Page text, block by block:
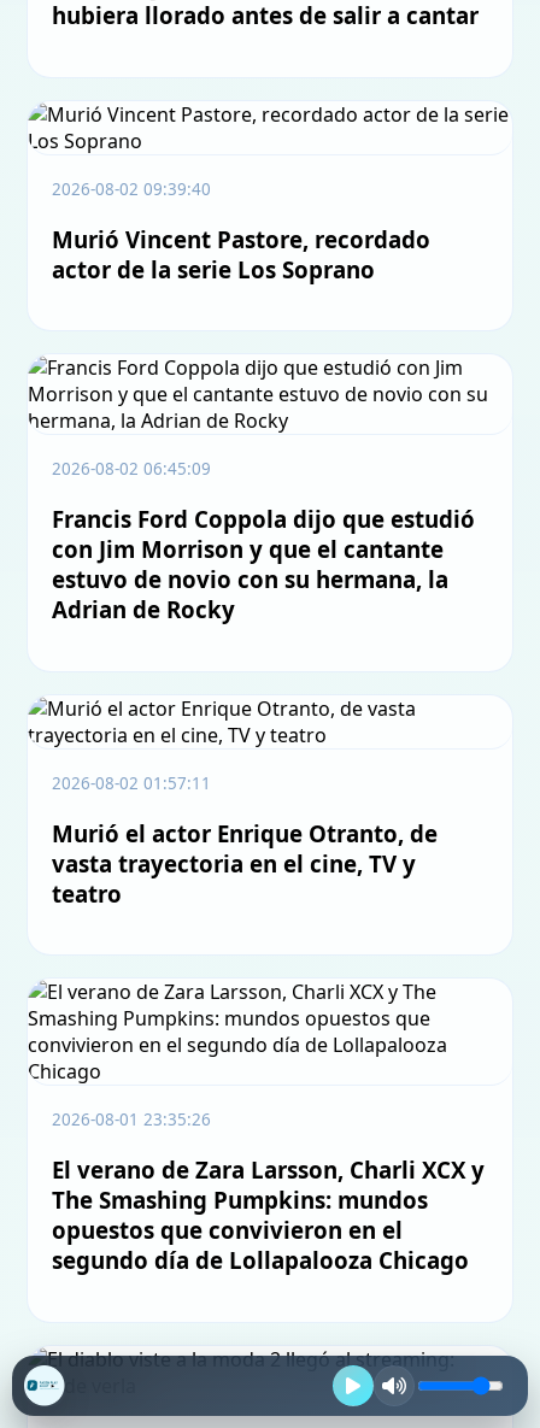
hubiera llorado antes de salir a cantar
2026-08-02 09:39:40
Murió Vincent Pastore, recordado
actor de la serie Los Soprano
2026-08-02 06:45:09
Francis Ford Coppola dijo que estudió
con Jim Morrison y que el cantante
estuvo de novio con su hermana, la
Adrian de Rocky
2026-08-02 01:57:11
Murió el actor Enrique Otranto, de
vasta trayectoria en el cine, TV y
teatro
2026-08-01 23:35:26
El verano de Zara Larsson, Charli XCX y
The Smashing Pumpkins: mundos
opuestos que convivieron en el
segundo día de Lollapalooza Chicago